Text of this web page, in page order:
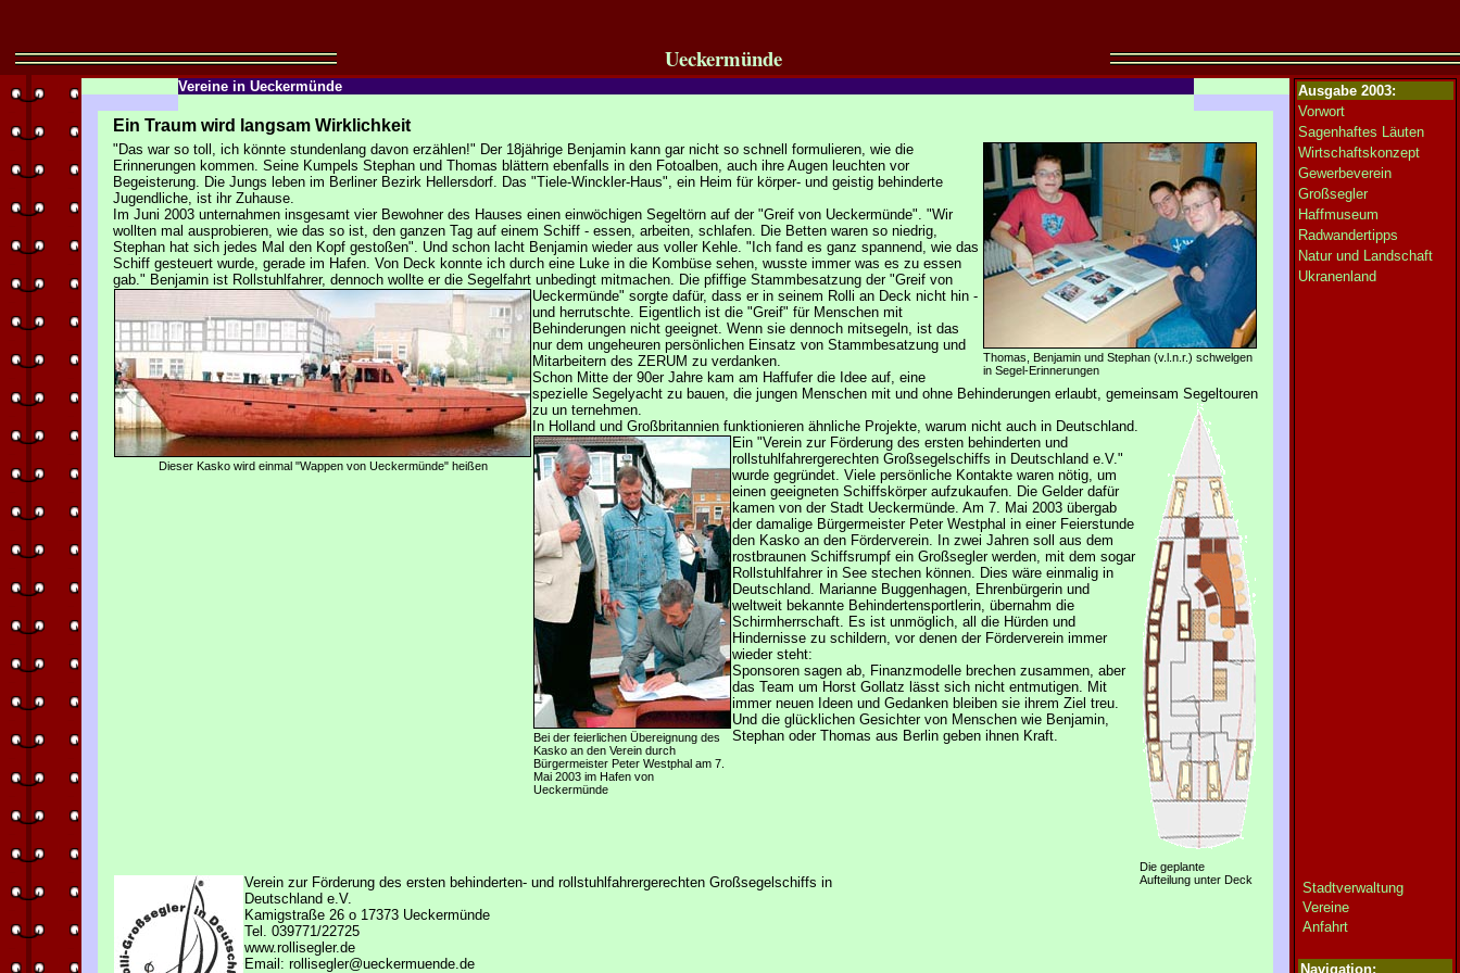
Ueckermünde
Vereine in Ueckermünde
Ein Traum wird langsam Wirklichkeit
Thomas, Benjamin und Stephan (v.l.n.r.) schwelgen
in Segel-Erinnerungen
"Das war so toll, ich könnte stundenlang davon erzählen!" Der 18jährige Benjamin kann gar nicht so schnell formulieren, wie die
Erinnerungen kommen. Seine Kumpels Stephan und Thomas blättern ebenfalls in den Fotoalben, auch ihre Augen leuchten vor
Begeisterung. Die Jungs leben im Berliner Bezirk Hellersdorf. Das "Tiele-Winckler-Haus", ein Heim für körper- und geistig behinderte
Jugendliche, ist ihr Zuhause.
Im Juni 2003 unternahmen insgesamt vier Bewohner des Hauses einen einwöchigen Segeltörn auf der "Greif von Ueckermünde". "Wir
wollten mal ausprobieren, wie das so ist, den ganzen Tag auf einem Schiff - essen, arbeiten, schlafen. Die Betten waren so niedrig,
Stephan hat sich jedes Mal den Kopf gestoßen". Und schon lacht Benjamin wieder aus voller Kehle. "Ich fand es ganz spannend, wie das
Schiff gesteuert wurde, gerade im Hafen. Von Deck konnte ich durch eine Luke in die Kombüse sehen, wusste immer was es zu essen
gab." Benjamin ist Rollstuhlfahrer, dennoch wollte er die Segelfahrt unbedingt mitmachen. Die pfiffige Stammbesatzung der "Greif von
Ueckermünde" sorgte dafür, dass er in seinem Rolli an Deck nicht hin
Dieser Kasko wird einmal "Wappen von Ueckermünde" heißen
-
und herrutschte. Eigentlich ist die "Greif" für Menschen mit
Behinderungen nicht geeignet. Wenn sie dennoch mitsegeln, ist das
nur dem ungeheuren persönlichen Einsatz von Stammbesatzung und
Mitarbeitern des ZERUM zu verdanken.
Schon Mitte der 90er Jahre kam am Haffufer die Idee auf, eine
spezielle Segelyacht zu bauen, die jungen Menschen mit und ohne Behinderungen erlaubt, gemeinsam Segeltouren
zu un
Die geplante
Aufteilung unter Deck
ternehmen.
In Holland und Großbritannien funktionieren ähnliche Projekte, warum nicht auch in Deutschland.
Ein "Verein
Bei der feierlichen Übereignung des
Kasko an den Verein durch
Bürgermeister Peter Westphal am 7.
Mai 2003 im Hafen von
Ueckermünde
zur Förderung des ersten behinderten und
rollstuhlfahrergerechten Großsegelschiffs in Deutschland e.V."
wurde gegründet. Viele persönliche Kontakte waren nötig, um
einen geeigneten Schiffskörper aufzukaufen. Die Gelder dafür
kamen von der Stadt Ueckermünde. Am 7. Mai 2003 übergab
der damalige Bürgermeister Peter Westphal in einer Feierstunde
den Kasko an den Förderverein. In zwei Jahren soll aus dem
rostbraunen Schiffsrumpf ein Großsegler werden, mit dem sogar
Rollstuhlfahrer in See stechen können. Dies wäre einmalig in
Deutschland. Marianne Buggenhagen, Ehrenbürgerin und
weltweit bekannte Behindertensportlerin, übernahm die
Schirmherrschaft. Es ist unmöglich, all die Hürden und
Hindernisse zu schildern, vor denen der Förderverein immer
wieder steht:
Sponsoren sagen ab, Finanzmodelle brechen zusammen, aber
das Team um Horst Gollatz lässt sich nicht entmutigen. Mit
immer neuen Ideen und Gedanken bleiben sie ihrem Ziel treu.
Und die glücklichen Gesichter von Menschen wie Benjamin,
Stephan oder Thomas aus Berlin geben ihnen Kraft.
Verein zur Förderung des ersten behinderten- und rollstuhlfahrergerechten Großsegelschiffs in
Deutschland e.V.
Kamigstraße 26 o 17373 Ueckermünde
Tel. 039771/22725
www.rollisegler.de
Email: rollisegler@ueckermuende.de
Ausgabe 2003:
Vorwort
Sagenhaftes Läuten
Wirtschaftskonzept
Gewerbeverein
Großsegler
Haffmuseum
Radwandertipps
Natur und Landschaft
Ukranenland
Stadtverwaltung
Vereine
Anfahrt
Navigation: